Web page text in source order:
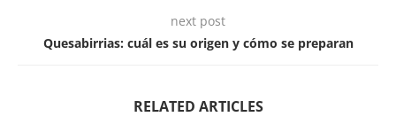
next post
Quesabirrias: cuál es su origen y cómo se preparan
RELATED ARTICLES